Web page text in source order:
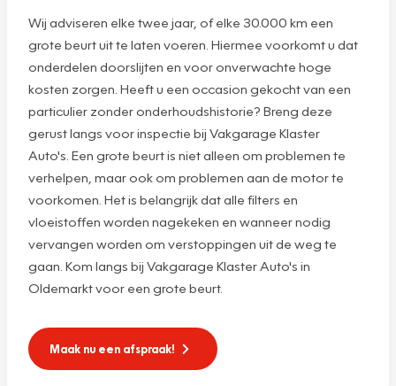
Wij adviseren elke twee jaar, of elke 30.000 km een
grote beurt uit te laten voeren. Hiermee voorkomt u dat
onderdelen doorslijten en voor onverwachte hoge
kosten zorgen. Heeft u een occasion gekocht van een
particulier zonder onderhoudshistorie? Breng deze
gerust langs voor inspectie bij Vakgarage Klaster
Auto's. Een grote beurt is niet alleen om problemen te
verhelpen, maar ook om problemen aan de motor te
voorkomen. Het is belangrijk dat alle filters en
vloeistoffen worden nagekeken en wanneer nodig
vervangen worden om verstoppingen uit de weg te
gaan. Kom langs bij Vakgarage Klaster Auto's in
Oldemarkt voor een grote beurt.
Maak nu een afspraak!